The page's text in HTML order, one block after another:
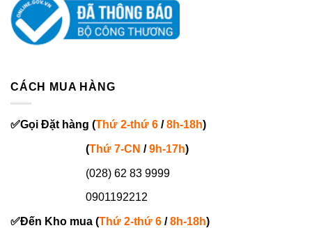
CÁCH MUA HÀNG
✅Gọi Đặt hàng (Thứ 2-thứ 6 /8h-18h)
(Thứ 7-CN /9h-17h)
(028) 62 83 9999
0901192212
✅Đến Kho mua (Thứ 2-thứ 6 /8h-18h)